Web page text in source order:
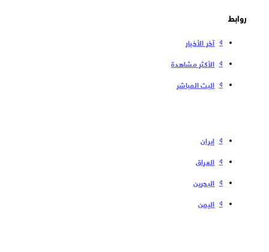
روابط
آخر الأخبار
الأكثر مشاهدة
البث المباشر
إیران
العراق
البحرین
الیمن